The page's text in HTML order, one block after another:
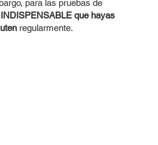
para las pruebas de
INDISPENSABLE que hayas
regularmente.